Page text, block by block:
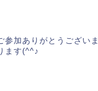
加ありがとうございま
ます(^^♪